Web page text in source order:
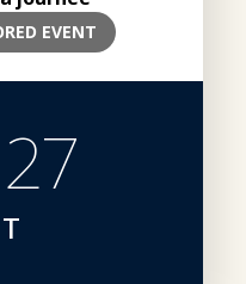
EVENT